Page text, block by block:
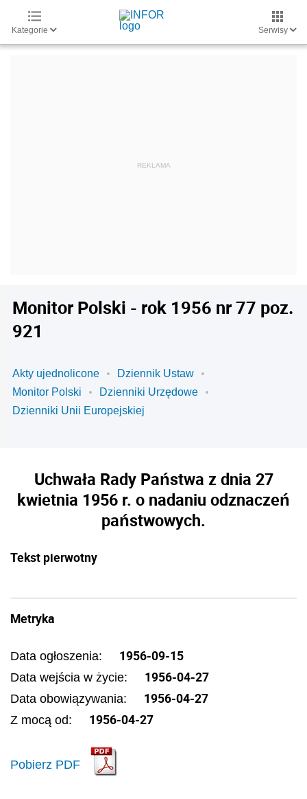
Kategorie Serwisy
Monitor Polski - rok 1956 nr 77 poz.
921
Akty ujednolicone
Dziennik Ustaw
Monitor Polski
Dzienniki Urzędowe
Dzienniki Unii Europejskiej
Uchwała Rady Państwa z dnia 27
kwietnia 1956 r. o nadaniu odznaczeń
państwowych.
Tekst pierwotny
Metryka
Data ogłoszenia: 1956-09-15
Data wejścia w życie: 1956-04-27
Data obowiązywania: 1956-04-27
Z mocą od: 1956-04-27
Pobierz PDF